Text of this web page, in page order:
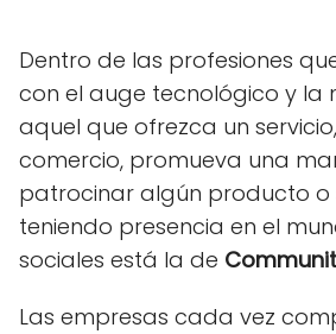
Dentro de las profesiones
con el auge tecnológico y la
aquel que ofrezca un
comercio, promueva una
patrocinar algún producto o
teniendo presencia en el
sociales está la de
Las empresas cada vez